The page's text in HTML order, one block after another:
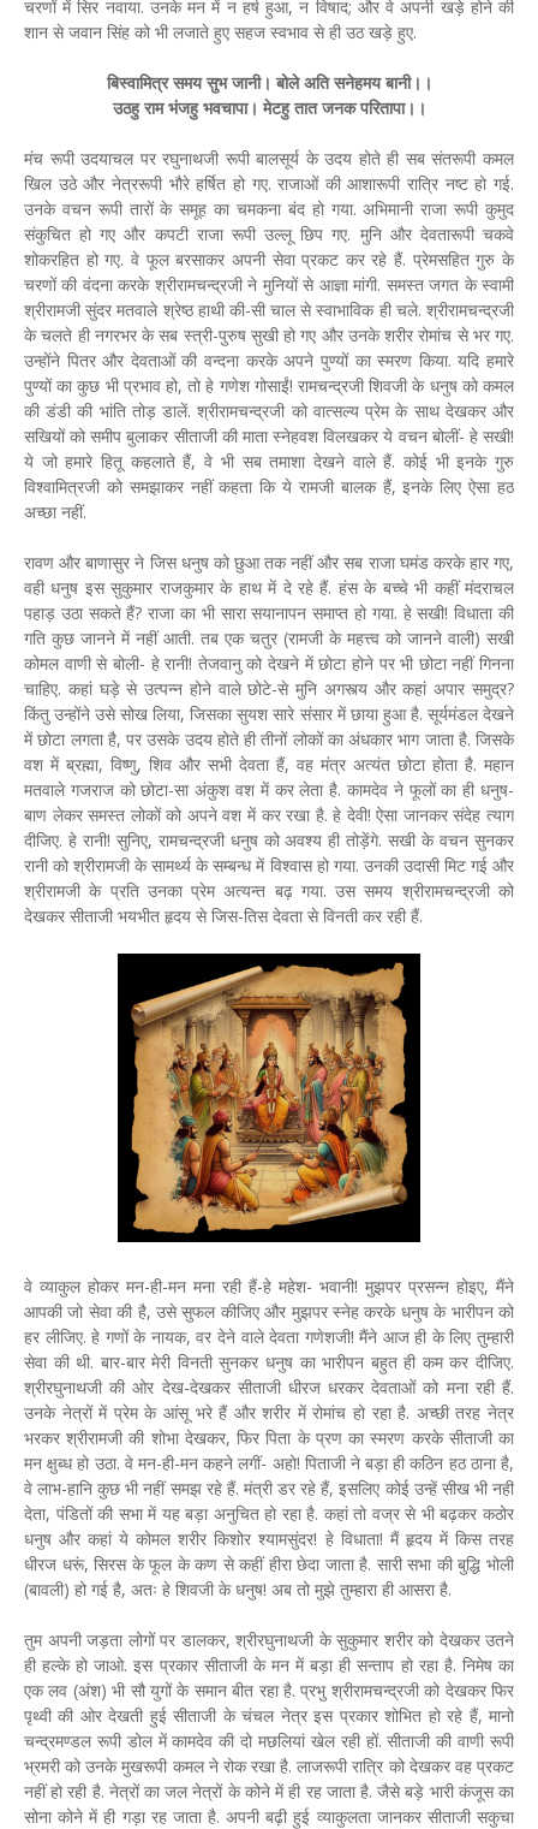
चरणों में सिर नवाया. उनके मन में न हर्ष हुआ, न विषाद; और वे अपनी खड़े होने की
शान से जवान सिंह को भी लजाते हुए सहज स्वभाव से ही उठ खड़े हुए.
बिस्वामित्र समय सुभ जानी। बोले अति सनेहमय बानी।।
उठहु राम भंजहु भवचापा। मेटहु तात जनक परितापा।।
मंच रूपी उदयाचल पर रघुनाथजी रूपी बालसूर्य के उदय होते ही सब संतरूपी कमल
खिल उठे और नेत्ररूपी भौरे हर्षित हो गए. राजाओं की आशारूपी रात्रि नष्ट हो गई.
उनके वचन रूपी तारों के समूह का चमकना बंद हो गया. अभिमानी राजा रूपी कुमुद
संकुचित हो गए और कपटी राजा रूपी उल्लू छिप गए. मुनि और देवतारूपी चकवे
शोकरहित हो गए. वे फूल बरसाकर अपनी सेवा प्रकट कर रहे हैं. प्रेमसहित गुरु के
चरणों की वंदना करके श्रीरामचन्द्रजी ने मुनियों से आज्ञा मांगी. समस्त जगत के स्वामी
श्रीरामजी सुंदर मतवाले श्रेष्ठ हाथी की-सी चाल से स्वाभाविक ही चले. श्रीरामचन्द्रजी
के चलते ही नगरभर के सब स्त्री-पुरुष सुखी हो गए और उनके शरीर रोमांच से भर गए.
उन्होंने पितर और देवताओं की वन्दना करके अपने पुण्यों का स्मरण किया. यदि हमारे
पुण्यों का कुछ भी प्रभाव हो, तो हे गणेश गोसाईं! रामचन्द्रजी शिवजी के धनुष को कमल
की डंडी की भांति तोड़ डालें. श्रीरामचन्द्रजी को वात्सल्य प्रेम के साथ देखकर और
सखियों को समीप बुलाकर सीताजी की माता स्नेहवश विलखकर ये वचन बोलीं- हे सखी!
ये जो हमारे हितू कहलाते हैं, वे भी सब तमाशा देखने वाले हैं. कोई भी इनके गुरु
विश्वामित्रजी को समझाकर नहीं कहता कि ये रामजी बालक हैं, इनके लिए ऐसा हठ
अच्छा नहीं.
रावण और बाणासुर ने जिस धनुष को छुआ तक नहीं और सब राजा घमंड करके हार गए,
वही धनुष इस सुकुमार राजकुमार के हाथ में दे रहे हैं. हंस के बच्चे भी कहीं मंदराचल
पहाड़ उठा सकते हैं? राजा का भी सारा सयानापन समाप्त हो गया. हे सखी! विधाता की
गति कुछ जानने में नहीं आती. तब एक चतुर (रामजी के महत्त्व को जानने वाली) सखी
कोमल वाणी से बोली- हे रानी! तेजवानु को देखने में छोटा होने पर भी छोटा नहीं गिनना
चाहिए. कहां घड़े से उत्पन्न होने वाले छोटे-से मुनि अगस्त्य और कहां अपार समुद्र?
किंतु उन्होंने उसे सोख लिया, जिसका सुयश सारे संसार में छाया हुआ है. सूर्यमंडल देखने
में छोटा लगता है, पर उसके उदय होते ही तीनों लोकों का अंधकार भाग जाता है. जिसके
वश में ब्रह्मा, विष्णु, शिव और सभी देवता हैं, वह मंत्र अत्यंत छोटा होता है. महान
मतवाले गजराज को छोटा-सा अंकुश वश में कर लेता है. कामदेव ने फूलों का ही धनुष-
बाण लेकर समस्त लोकों को अपने वश में कर रखा है. हे देवी! ऐसा जानकर संदेह त्याग
दीजिए. हे रानी! सुनिए, रामचन्द्रजी धनुष को अवश्य ही तोड़ेंगे. सखी के वचन सुनकर
रानी को श्रीरामजी के सामर्थ्य के सम्बन्ध में विश्वास हो गया. उनकी उदासी मिट गई और
श्रीरामजी के प्रति उनका प्रेम अत्यन्त बढ़ गया. उस समय श्रीरामचन्द्रजी को
देखकर सीताजी भयभीत हृदय से जिस-तिस देवता से विनती कर रही हैं.
वे व्याकुल होकर मन-ही-मन मना रही हैं-हे महेश- भवानी! मुझपर प्रसन्न होइए, मैंने
आपकी जो सेवा की है, उसे सुफल कीजिए और मुझपर स्नेह करके धनुष के भारीपन को
हर लीजिए. हे गणों के नायक, वर देने वाले देवता गणेशजी! मैंने आज ही के लिए तुम्हारी
सेवा की थी. बार-बार मेरी विनती सुनकर धनुष का भारीपन बहुत ही कम कर दीजिए.
श्रीरघुनाथजी की ओर देख-देखकर सीताजी धीरज धरकर देवताओं को मना रही हैं.
उनके नेत्रों में प्रेम के आंसू भरे हैं और शरीर में रोमांच हो रहा है. अच्छी तरह नेत्र
भरकर श्रीरामजी की शोभा देखकर, फिर पिता के प्रण का स्मरण करके सीताजी का
मन क्षुब्ध हो उठा. वे मन-ही-मन कहने लगीं- अहो! पिताजी ने बड़ा ही कठिन हठ ठाना है,
वे लाभ-हानि कुछ भी नहीं समझ रहे हैं. मंत्री डर रहे हैं, इसलिए कोई उन्हें सीख भी नहीं
देता, पंडितों की सभा में यह बड़ा अनुचित हो रहा है. कहां तो वज्र से भी बढ़कर कठोर
धनुष और कहां ये कोमल शरीर किशोर श्यामसुंदर! हे विधाता! मैं हृदय में किस तरह
धीरज धरूं, सिरस के फूल के कण से कहीं हीरा छेदा जाता है. सारी सभा की बुद्धि भोली
(बावली) हो गई है, अतः हे शिवजी के धनुष! अब तो मुझे तुम्हारा ही आसरा है.
तुम अपनी जड़ता लोगों पर डालकर, श्रीरघुनाथजी के सुकुमार शरीर को देखकर उतने
ही हल्के हो जाओ. इस प्रकार सीताजी के मन में बड़ा ही सन्ताप हो रहा है. निमेष का
एक लव (अंश) भी सौ युगों के समान बीत रहा है. प्रभु श्रीरामचन्द्रजी को देखकर फिर
पृथ्वी की ओर देखती हुई सीताजी के चंचल नेत्र इस प्रकार शोभित हो रहे हैं, मानो
चन्द्रमण्डल रूपी डोल में कामदेव की दो मछलियां खेल रही हों. सीताजी की वाणी रूपी
भ्रमरी को उनके मुखरूपी कमल ने रोक रखा है. लाजरूपी रात्रि को देखकर वह प्रकट
नहीं हो रही है. नेत्रों का जल नेत्रों के कोने में ही रह जाता है. जैसे बड़े भारी कंजूस का
सोना कोने में ही गड़ा रह जाता है. अपनी बढ़ी हुई व्याकुलता जानकर सीताजी सकुचा